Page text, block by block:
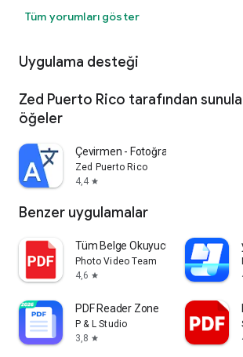
Tüm yorumları göster
Uygulama desteği
Zed Puerto Rico tarafından
öğeler
Çevirmen - Fotoğraf çeviri
Zed Puerto Rico
4,4 star
Benzer uygulamalar
Tüm Belge Okuyucu
Photo Video Team
4,6 star
PDF Reader Zone
P & L Studio
3,8 star